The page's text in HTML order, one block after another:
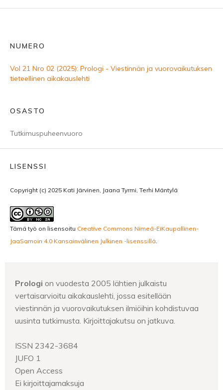
NUMERO
Vol 21 Nro 02 (2025): Prologi - Viestinnän ja vuorovaikutuksen
tieteellinen aikakauslehti
OSASTO
Tutkimuspuheenvuoro
LISENSSI
Copyright (c) 2025 Kati Järvinen, Jaana Tyrmi, Terhi Mäntylä
Tämä työ on lisensoitu Creative Commons Nimeä-EiKaupallinen-
JaaSamoin 4.0 Kansainvälinen Julkinen -lisenssillä.
Prologi on vuodesta 2005 lähtien julkaistu
vertaisarvioitu aikakauslehti, jossa esitellään
viestinnän ja vuorovaikutuksen ilmiöihin kohdistuvaa
uusinta tutkimusta. Kirjoittajakutsu on jatkuva.
ISSN 2342-3684
JUFO 1
Open Access
Ei kirjoittajamaksuja